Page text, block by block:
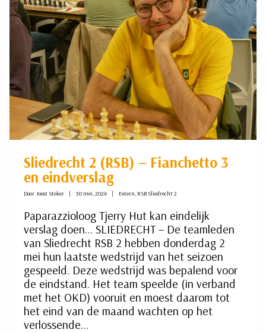
Sliedrecht 2 (RSB) – Fianchetto 3
en eindverslag
Door Joost Stoker 30 mei, 2024 Extern, RSB Sliedrecht 2
Paparazzioloog Tjerry Hut kan eindelijk
verslag doen… SLIEDRECHT – De teamleden
van Sliedrecht RSB 2 hebben donderdag 2
mei hun laatste wedstrijd van het seizoen
gespeeld. Deze wedstrijd was bepalend voor
de eindstand. Het team speelde (in verband
met het OKD) vooruit en moest daarom tot
het eind van de maand wachten op het
verlossende…